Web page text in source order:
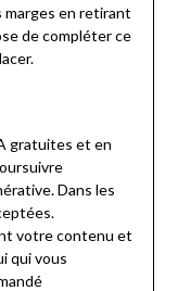
marges en retirant
de compléter ce
gratuites et en
Dans les
votre contenu et
qui vous